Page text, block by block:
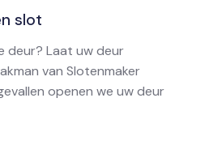
slot
deur? Laat uw deur
van Slotenmaker
openen we uw deur